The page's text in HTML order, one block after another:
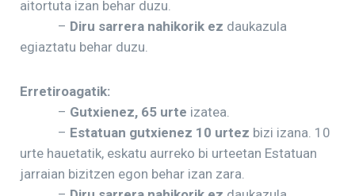
aitortuta izan behar duzu.
– Diru sarrera nahikorik ez daukazula
egiaztatu behar duzu.
Erretiroagatik:
– Gutxienez, 65 urte izatea.
– Estatuan gutxienez 10 urtez bizi izana. 10
urte hauetatik, eskatu aurreko bi urteetan Estatuan
jarraian bizitzen egon behar izan zara.